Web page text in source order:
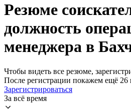
Резюме
должность
менеджера в
Чтобы видеть все резюме,
После регистрации покажем ещё 26
Зарегистрироваться
За всё время